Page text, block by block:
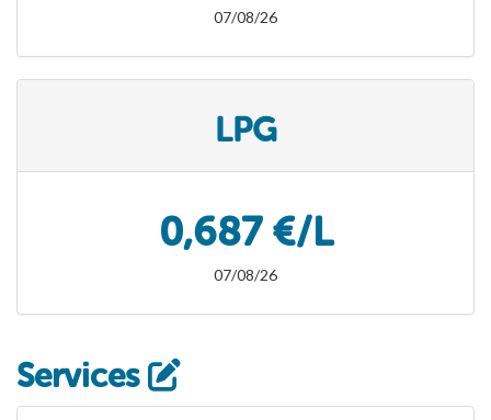
07/08/26
LPG
0,687 €/L
07/08/26
Services